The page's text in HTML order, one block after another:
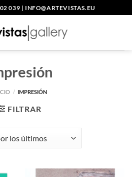
039 | INFO@ARTEVISTAS.EU
/ IMPRESIÓN
FILTRAR